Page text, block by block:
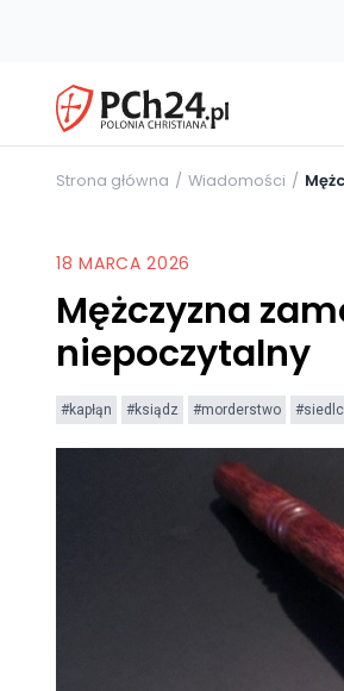
Strona główna Wiadomości
18 MARCA 2026
Mężczyzna
niepoczytalny
#kapłąn #ksiądz #morderstwo